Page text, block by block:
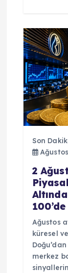
Son
2
Ağustos
küresel
merkez